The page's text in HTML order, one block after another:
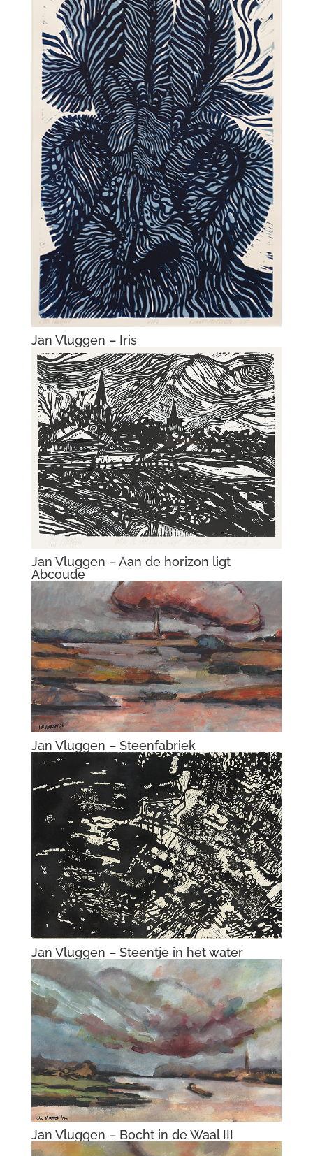
Jan Vluggen – Landschap met sneeuwbui
Jan Vluggen – Pegasus landt onder bijval
Jan Vluggen – Landschap met
oprukkende nieuwbouw
Jan Vluggen – Brug te Abcoude
Jan Vluggen – Vergeten krijger